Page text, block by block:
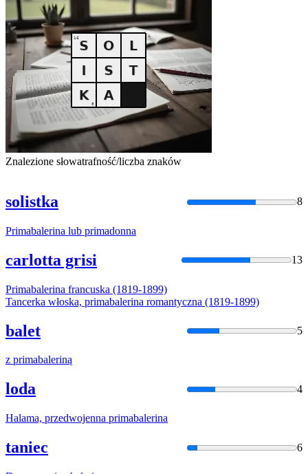
Znalezione słowatrafność/liczba znaków
solistka 8
Primabalerina lub primadonna
carlotta grisi 13
Primabalerina francuska (1819-1899)
Tancerka włoska, primabalerina romantyczna (1819-1899)
balet 5
z primabaleriną
loda 4
Halama, przedwojenna primabalerina
taniec 6